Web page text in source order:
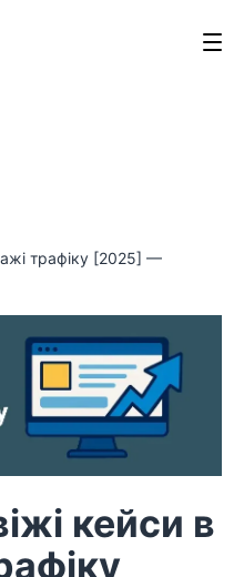
трафіку [2025] —
кейси в